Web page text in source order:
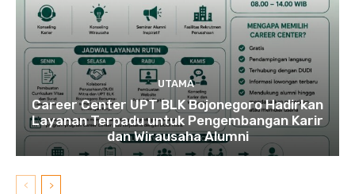
UTAMA
Career Center UPT BLK Bojonegoro Hadirkan
Layanan Terpadu untuk Pengembangan Karir
dan Wirausaha Alumni